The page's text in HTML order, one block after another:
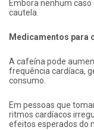
Embora nenhum
cautela.
Medicamentos para
A cafeína pode
frequência cardíaca,
consumo.
Em pessoas que
ritmos cardíacos
efeitos esperados do